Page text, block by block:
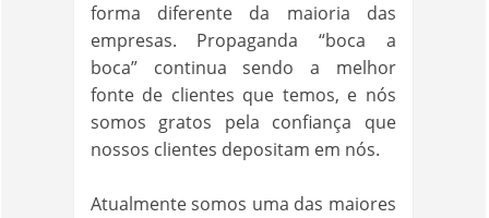
forma diferente da maioria das
empresas. Propaganda “boca a
boca” continua sendo a melhor
fonte de clientes que temos, e nós
somos gratos pela confiança que
nossos clientes depositam em nós.
Atualmente somos uma das maiores